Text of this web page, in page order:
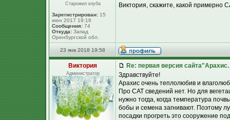
Старожил клуба
Зарегистрирован: 15
июн 2017 19:16
Сообщения: 74
Откуда: Запад
Оренбургской обл.
Виктория, скажите, какой примерно
23 янв 2018 19:58
Виктория
Администратор
Re: первая версия
Здравствуйте!
Арахис очень теплолюбив и
Про САТ сведений нет. Но для
нужно тогда, когда температура
бобы и семена загнивают. Поэтому
посадки прогреть это сооружение